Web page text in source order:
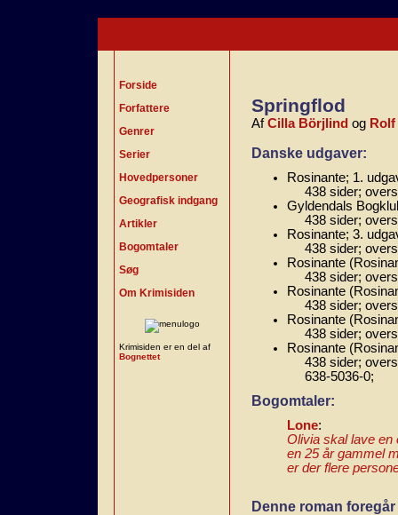
Forside
Forfattere
Genrer
Serier
Hovedpersoner
Geografisk indgang
Artikler
Bogomtaler
Søg
Om Krimisiden
Krimisiden er en del af
Bognettet
Springflod
AfCilla Börjlind og
Danske udgaver:
Rosinante; 1.
438 sider;
Gyldendals
438 sider;
Rosinante; 3.
438 sider;
Rosinante
438 sider;
Rosinante
438 sider;
Rosinante
438 sider;
Rosinante
438 sider;
638-5036-0;
Bogomtaler:
Lone:
Olivia skal lave
en 25 år gammel
er der flere
Denne roman